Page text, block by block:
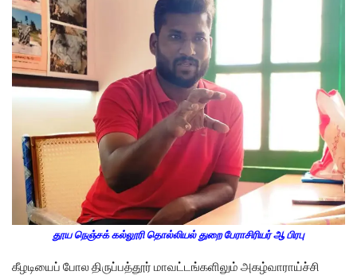
தூய நெஞ்சக் கல்லூரி தொல்லியல் துறை பேராசிரியர் ஆ பிரபு
கீழடியைப் போல திருப்பத்தூர் மாவட்டங்களிலும் அகழ்வாராய்ச்சி